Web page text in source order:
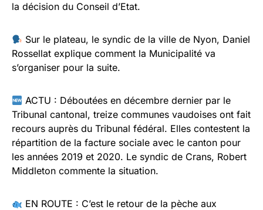
la décision du Conseil d’Etat.
Sur le plateau, le syndic de la ville de Nyon, Daniel
Rossellat explique comment la Municipalité va
s’organiser pour la suite.
ACTU : Déboutées en décembre dernier par le
Tribunal cantonal, treize communes vaudoises ont fait
recours auprès du Tribunal fédéral. Elles contestent la
répartition de la facture sociale avec le canton pour
les années 2019 et 2020. Le syndic de Crans, Robert
Middleton commente la situation.
EN ROUTE : C’est le retour de la pèche aux